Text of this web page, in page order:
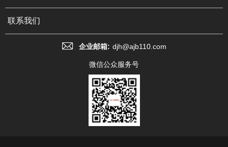
联系我们
企业邮箱: djh@ajb110.com
微信公众服务号